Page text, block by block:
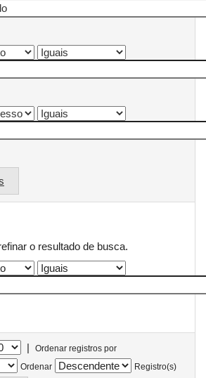
o resultado de busca.
|
Ordenar registros por
Ordenar
Registro(s)